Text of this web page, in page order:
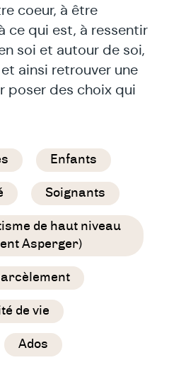
coeur, à être
ce qui est, à ressentir
soi et autour de soi,
ainsi retrouver une
poser des choix qui
Enfants
Soignants
de haut niveau
Asperger)
de vie
Ados